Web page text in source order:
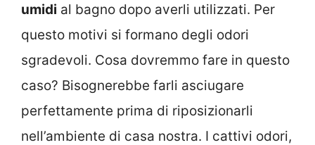
umidi al bagno dopo averli utilizzati. Per
questo motivi si formano degli odori
sgradevoli. Cosa dovremmo fare in questo
caso? Bisognerebbe farli asciugare
perfettamente prima di riposizionarli
nell’ambiente di casa nostra. I cattivi odori,